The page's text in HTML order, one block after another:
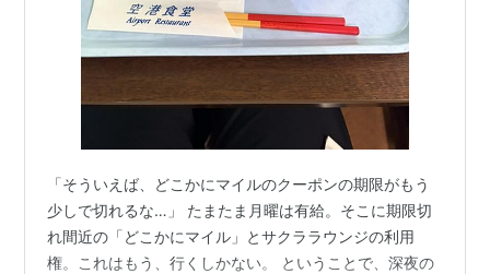
「そういえば、どこかにマイルのクーポンの期限がもう
少しで切れるな…」 たまたま月曜は有給。そこに期限切
れ間近の「どこかにマイル」とサクララウンジの利用
権。これはもう、行くしかない。 ということで、深夜の